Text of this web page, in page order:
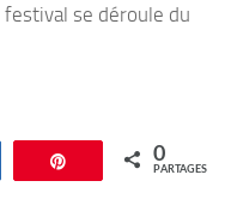
festival se déroule du
Épingle 0
PARTAGES